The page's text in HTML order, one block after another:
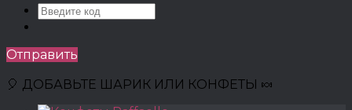
Отправить
🎈 ДОБАВЬТЕ ШАРИК ИЛИ КОНФЕТЫ 🍬